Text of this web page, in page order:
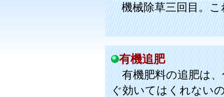
機械除草三回目。
有機追肥
有機肥料の追肥は、
ぐ効いてはくれない